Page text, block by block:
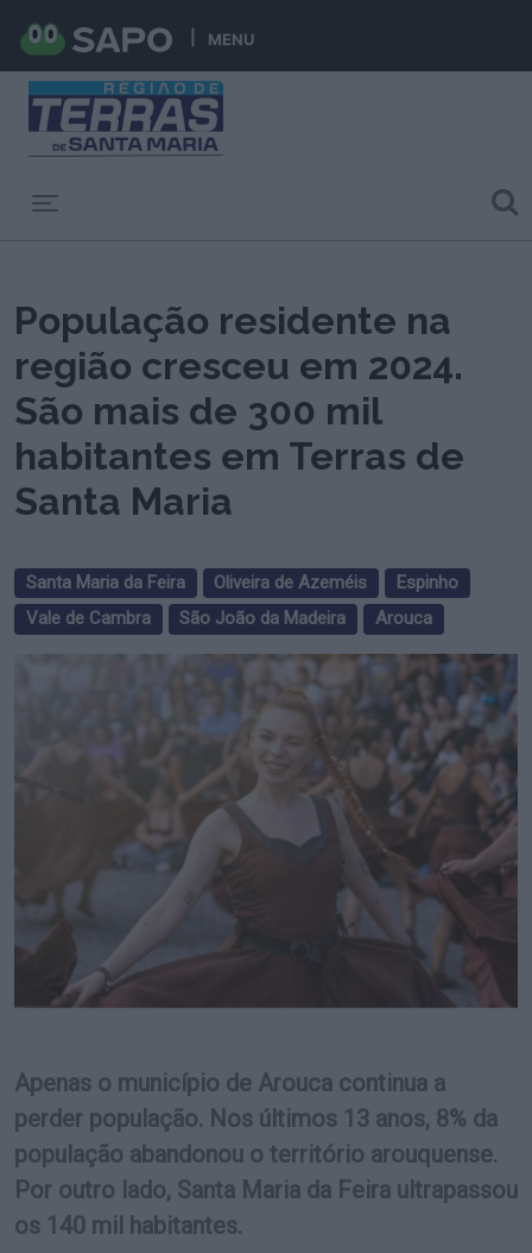
MENU
População residente na
região cresceu em 2024.
São mais de 300 mil
habitantes em Terras de
Santa Maria
Santa Maria da Feira Oliveira de Azeméis
Espinho
Vale de Cambra
São João da Madeira Arouca
Apenas o município de Arouca continua a
perder população. Nos últimos 13 anos, 8% da
população abandonou o território arouquense.
Por outro lado, Santa Maria da Feira ultrapassou
os 140 mil habitantes.